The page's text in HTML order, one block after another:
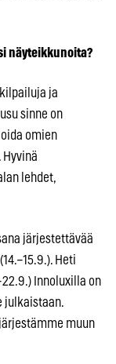
näyteikkunoita?
ja
sinne on
omien
lehdet,
järjestettävää
Heti
Innoluxilla on
julkaistaan.
muun